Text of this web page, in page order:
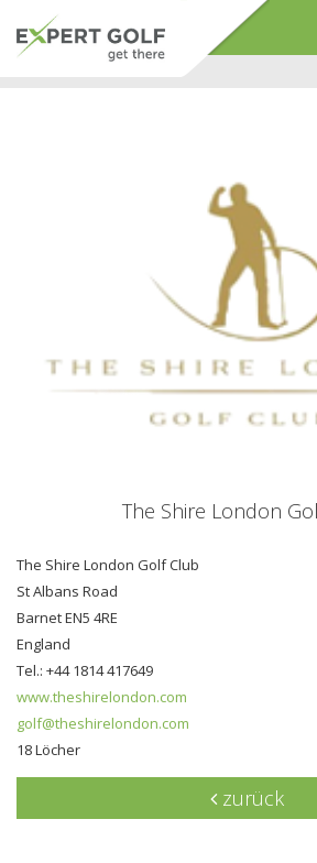
The Shire London
The Shire London Golf Club
St Albans Road
Barnet EN5 4RE
England
Tel.: +44 1814 417649
www.theshirelondon.com
golf@theshirelondon.com
18 Löcher
zurück